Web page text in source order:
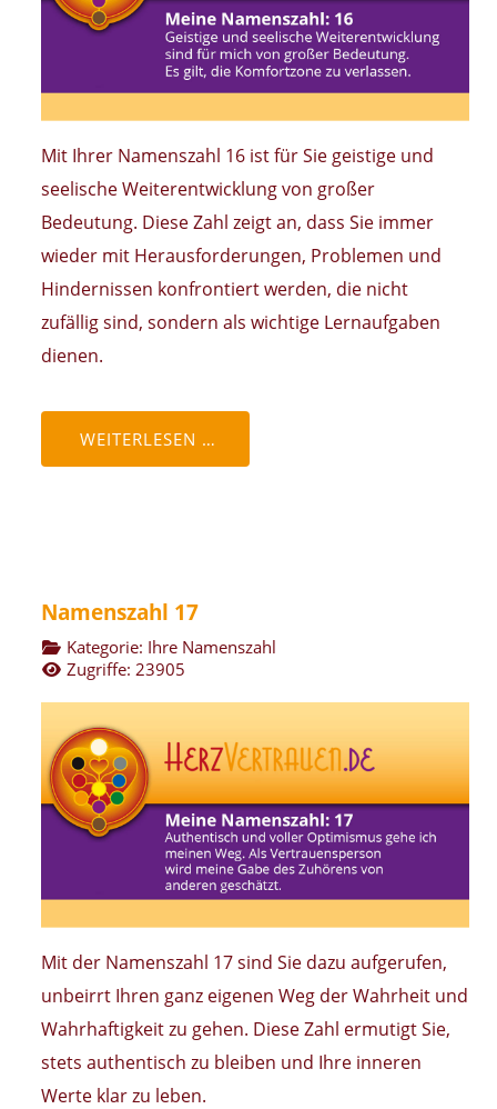
Mit Ihrer Namenszahl 16 ist für Sie geistige und
seelische Weiterentwicklung von großer
Bedeutung. Diese Zahl zeigt an, dass Sie immer
wieder mit Herausforderungen, Problemen und
Hindernissen konfrontiert werden, die nicht
zufällig sind, sondern als wichtige Lernaufgaben
dienen.
WEITERLESEN …
Namenszahl 17
Kategorie: Ihre Namenszahl
Zugriffe: 23905
Mit der Namenszahl 17 sind Sie dazu aufgerufen,
unbeirrt Ihren ganz eigenen Weg der Wahrheit und
Wahrhaftigkeit zu gehen. Diese Zahl ermutigt Sie,
stets authentisch zu bleiben und Ihre inneren
Werte klar zu leben.